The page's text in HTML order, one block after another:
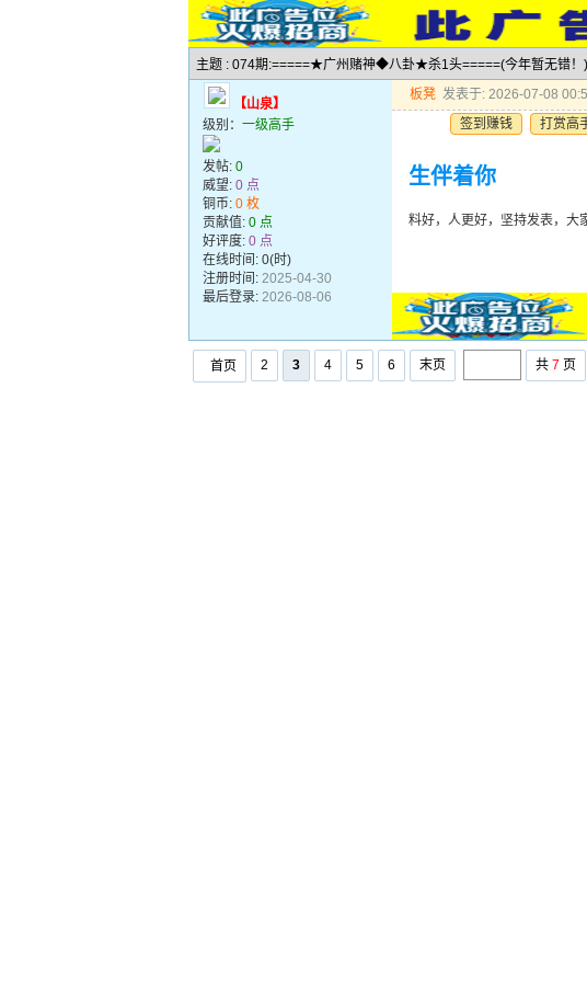
主题 : 074期:=====★广州赌神◆八卦★杀1头=====(今年暂无错！
【山泉】
级别： 一级高手
发帖: 0
威望: 0 点
铜币: 0 枚
贡献值: 0 点
好评度: 0 点
在线时间: 0(时)
注册时间: 2025-04-30
最后登录: 2026-08-06
板凳 发表于: 2026-07-08
签到赚钱
打赏高
生伴着你
料好，人更好，坚持发表，大
首页 2 3 4 5 6 末页 共 7 页